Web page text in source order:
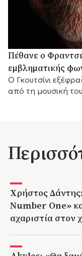
Πέθανε ο
εμβληματικής
Ο Γκουτσίνι
από τη μουσική
Χρήστος
Number One»
αχαριστία στον